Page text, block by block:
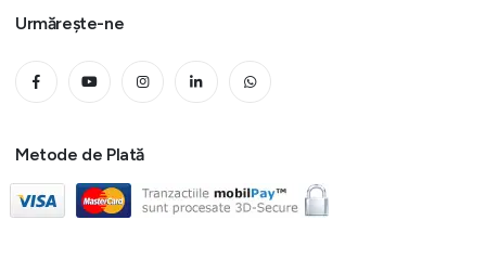
Urmărește-ne
Metode de Plată